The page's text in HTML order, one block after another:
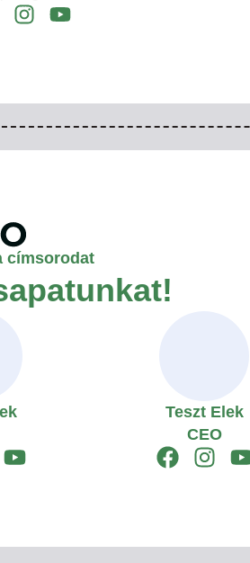
címsorodat
Teszt Elek
CEO